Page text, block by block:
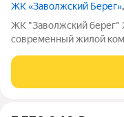
ЖК «Заволжский Берег»
ЖК "Заволжский
современный жилой
состоящий из
образуют три